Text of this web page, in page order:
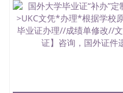
证551190476留学生在
551190476哪里可以办
请学校办理假的毕业证
可以办理水印成绩单